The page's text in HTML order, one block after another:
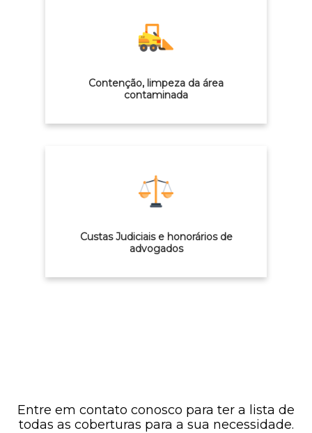
Contenção, limpeza da área
contaminada
Custas Judiciais e honorários de
advogados
Entre em contato conosco para ter a lista de
todas as coberturas para a sua necessidade.